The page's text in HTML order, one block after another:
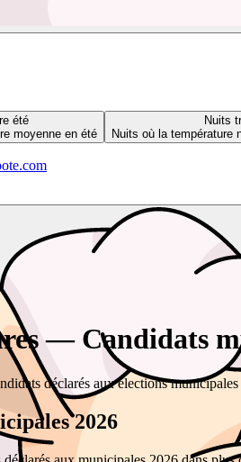
été
moyenne en été
Nuits
Nuits où la température
— Candidats
déclarés aux élections
2026